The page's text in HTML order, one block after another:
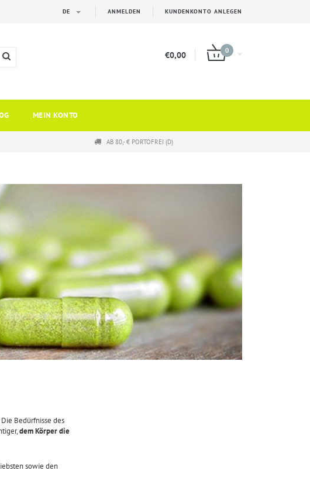
ANMELDEN KUNDENKONTO ANLEGEN
DE
€0,00 0
MEIN KONTO
AB 80,- € PORTOFREI (D)
Bedürfnisse des
dem Körper die
sowie den